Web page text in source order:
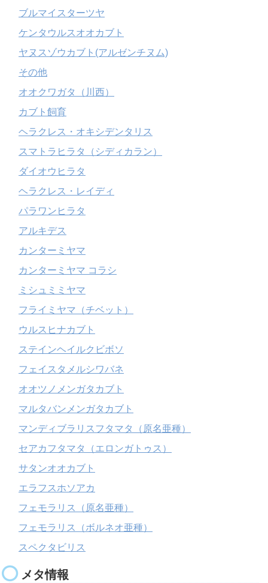
ブルマイスターツヤ
ケンタウルスオオカブト
ヤヌスゾウカブト(アルゼンチヌム)
その他
オオクワガタ（川西）
カブト飼育
ヘラクレス・オキシデンタリス
スマトラヒラタ（シディカラン）
ダイオウヒラタ
ヘラクレス・レイディ
パラワンヒラタ
アルキデス
カンターミヤマ
カンターミヤマ コラシ
ミシュミミヤマ
フライミヤマ（チベット）
ウルスヒナカブト
ステインヘイルクビボソ
フェイスタメルシワバネ
オオツノメンガタカブト
マルタバンメンガタカブト
マンディブラリスフタマタ（原名亜種）
セアカフタマタ（エロンガトゥス）
サタンオオカブト
エラフスホソアカ
フェモラリス（原名亜種）
フェモラリス（ボルネオ亜種）
スペクタビリス
メタ情報